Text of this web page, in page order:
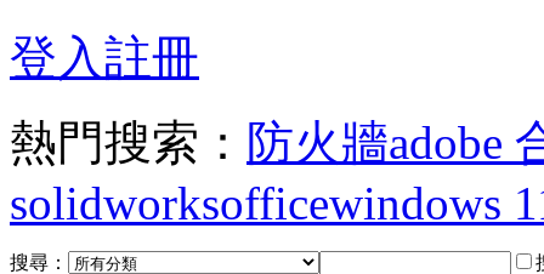
登入註冊
熱門搜索： 防火牆adobe
solidworksofficewindows
搜尋：